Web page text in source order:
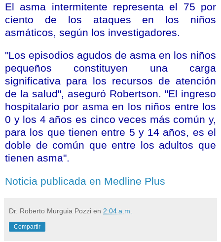
El asma intermitente representa el 75 por
ciento de los ataques en los niños
asmáticos, según los investigadores.
"Los episodios agudos de asma en los niños
pequeños constituyen una carga
significativa para los recursos de atención
de la salud", aseguró Robertson. "El ingreso
hospitalario por asma en los niños entre los
0 y los 4 años es cinco veces más común y,
para los que tienen entre 5 y 14 años, es el
doble de común que entre los adultos que
tienen asma".
Noticia publicada en Medline Plus
Dr. Roberto Murguia Pozzi en 2:04 a.m.
Compartir